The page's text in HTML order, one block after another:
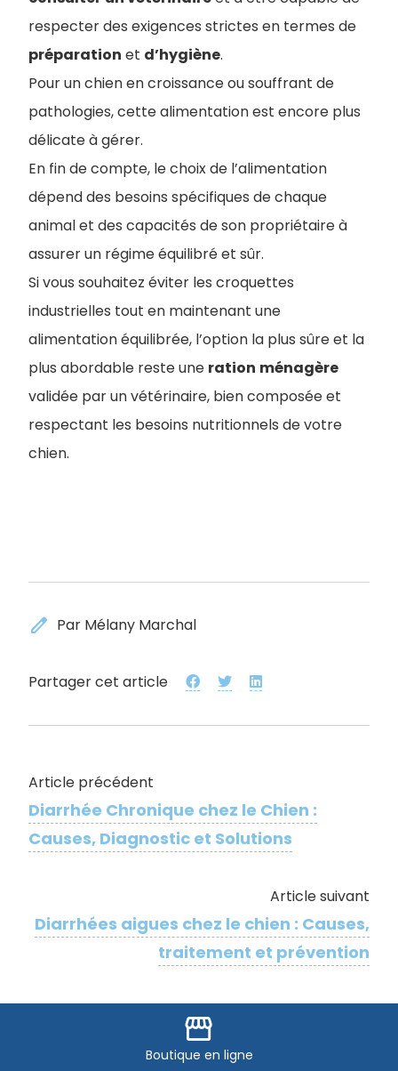
respecter des exigences strictes en termes de
préparation et d’hygiène.
Pour un chien en croissance ou souffrant de
pathologies, cette alimentation est encore plus
délicate à gérer.
En fin de compte, le choix de l’alimentation
dépend des besoins spécifiques de chaque
animal et des capacités de son propriétaire à
assurer un régime équilibré et sûr.
Si vous souhaitez éviter les croquettes
industrielles tout en maintenant une
alimentation équilibrée, l’option la plus sûre et la
plus abordable reste une ration ménagère
validée par un vétérinaire, bien composée et
respectant les besoins nutritionnels de votre
chien.
edit Par Mélany Marchal
Partager cet article
Article précédent
Diarrhée Chronique chez le Chien :
Causes, Diagnostic et Solutions
Article suivant
Diarrhées aigues chez le chien : Causes,
traitement et prévention
storefront
Boutique en ligne